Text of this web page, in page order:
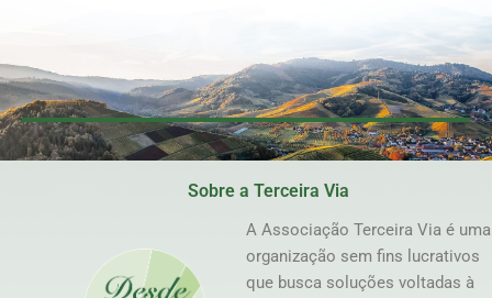
Sobre a Terceira Via
A Associação Terceira Via é uma
organização sem fins lucrativos
que busca soluções voltadas à